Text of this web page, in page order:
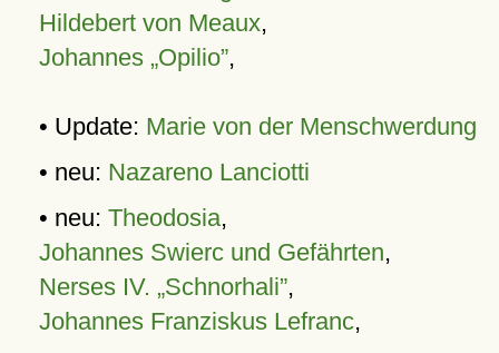
Hildebert von Meaux,
Johannes „Opilio”,
• Update: Marie von der Menschwerdung
• neu: Nazareno Lanciotti
• neu: Theodosia,
Johannes Swierc und Gefährten,
Nerses IV. „Schnorhali”,
Johannes Franziskus Lefranc,